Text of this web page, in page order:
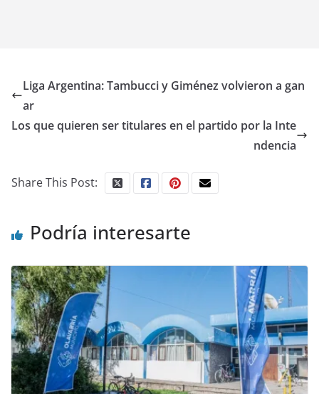
Liga Argentina: Tambucci y Giménez volvieron a gan
ar
Los que quieren ser titulares en el partido por la Inte
ndencia
Share This Post:
Podría interesarte